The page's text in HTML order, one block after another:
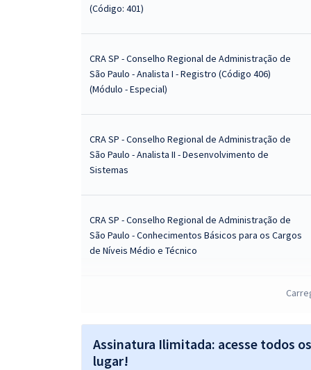
(Código: 401)
CRA SP - Conselho Regional de Administração de
São Paulo - Analista I - Registro (Código 406)
(Módulo - Especial)
CRA SP - Conselho Regional de Administração de
São Paulo - Analista II - Desenvolvimento de
Sistemas
CRA SP - Conselho Regional de Administração de
São Paulo - Conhecimentos Básicos para os Cargos
de Níveis Médio e Técnico
CRA SP - Conselho Regional de Administração de
Assinatura Ilimitada: acesse todos
lugar!